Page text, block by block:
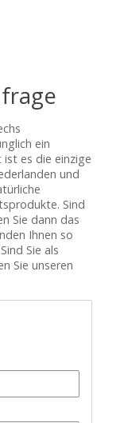
ein
ist es die einzige
und
Sind
Sie dann das
Ihnen so
Sie als
Sie unseren